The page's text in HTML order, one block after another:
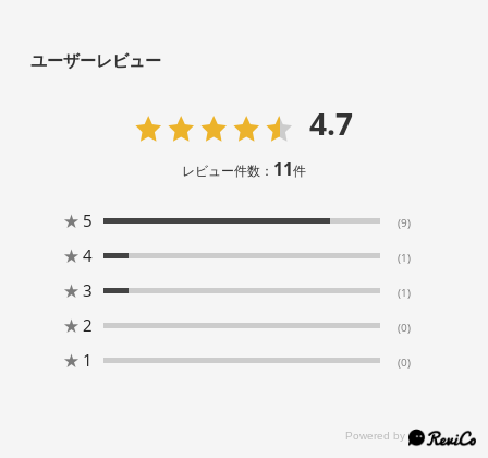
ユーザーレビュー
4.7
レビュー件数： 11件
★ 5 (9)
★ 4 (1)
★ 3 (1)
★ 2 (0)
★ 1 (0)